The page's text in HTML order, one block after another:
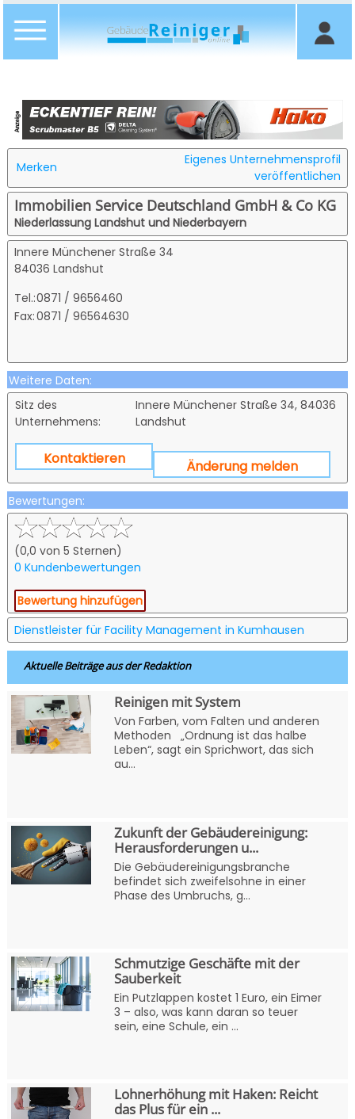
Merken
Eigenes Unternehmensprofil
veröffentlichen
Immobilien Service Deutschland GmbH & Co KG
Niederlassung Landshut und Niederbayern
Innere Münchener Straße 34
84036 Landshut
Tel.:0871 / 9656460
Fax:0871 / 96564630
Weitere Daten:
Sitz des
Unternehmens:
Innere Münchener Straße 34, 84036
Landshut
Kontaktieren Änderung melden
Bewertungen:
(0,0 von 5 Sternen)
0 Kundenbewertungen
Bewertung hinzufügen
Dienstleister für Facility Management in Kumhausen
Aktuelle Beiträge aus der Redaktion
Reinigen mit System
Von Farben, vom Falten und anderen
Methoden „Ordnung ist das halbe
Leben“, sagt ein Sprichwort, das sich
au...
Zukunft der Gebäudereinigung:
Herausforderungen u...
Die Gebäudereinigungsbranche
befindet sich zweifelsohne in einer
Phase des Umbruchs, g...
Schmutzige Geschäfte mit der
Sauberkeit
Ein Putzlappen kostet 1 Euro, ein Eimer
3 – also, was kann daran so teuer
sein, eine Schule, ein ...
Lohnerhöhung mit Haken: Reicht
das Plus für ein ...